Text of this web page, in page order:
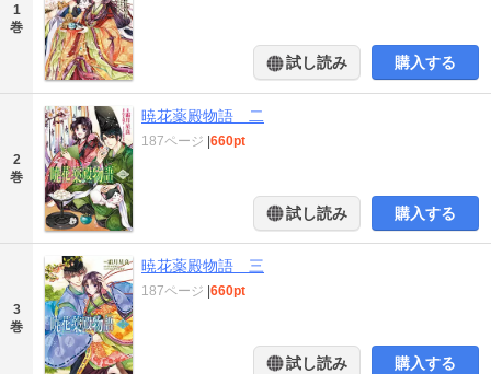
1
巻
試し読み 購入する
2
巻
暁花薬殿物語 二
187ページ |660pt
試し読み 購入する
3
巻
暁花薬殿物語 三
187ページ |660pt
試し読み 購入する